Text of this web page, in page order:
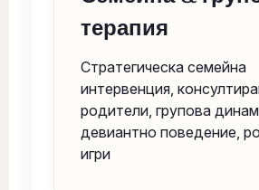
терапия
Стратегическа семейна
интервенция,
родители, групова
девиантно поведение,
игри